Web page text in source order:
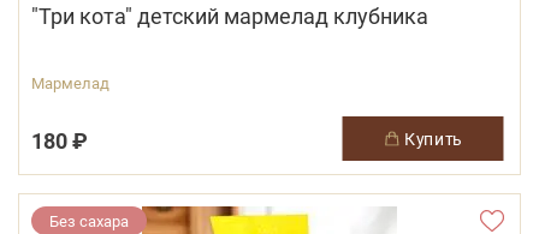
"Три кота" детский мармелад клубника
Мармелад
180 ₽ купить
Без сахара